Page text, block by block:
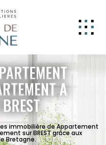
A
immobilière de Appartement
sur BREST grâce aux
Bretagne.